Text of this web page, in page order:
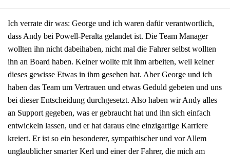
Ich verrate dir was: George und ich waren dafür verantwortlich,
dass Andy bei Powell-Peralta gelandet ist. Die Team Manager
wollten ihn nicht dabeihaben, nicht mal die Fahrer selbst wollten
ihn an Board haben. Keiner wollte mit ihm arbeiten, weil keiner
dieses gewisse Etwas in ihm gesehen hat. Aber George und ich
haben das Team um Vertrauen und etwas Geduld gebeten und uns
bei dieser Entscheidung durchgesetzt. Also haben wir Andy alles
an Support gegeben, was er gebraucht hat und ihn sich einfach
entwickeln lassen, und er hat daraus eine einzigartige Karriere
kreiert. Er ist so ein besonderer, sympathischer und vor Allem
unglaublicher smarter Kerl und einer der Fahrer, die mich am